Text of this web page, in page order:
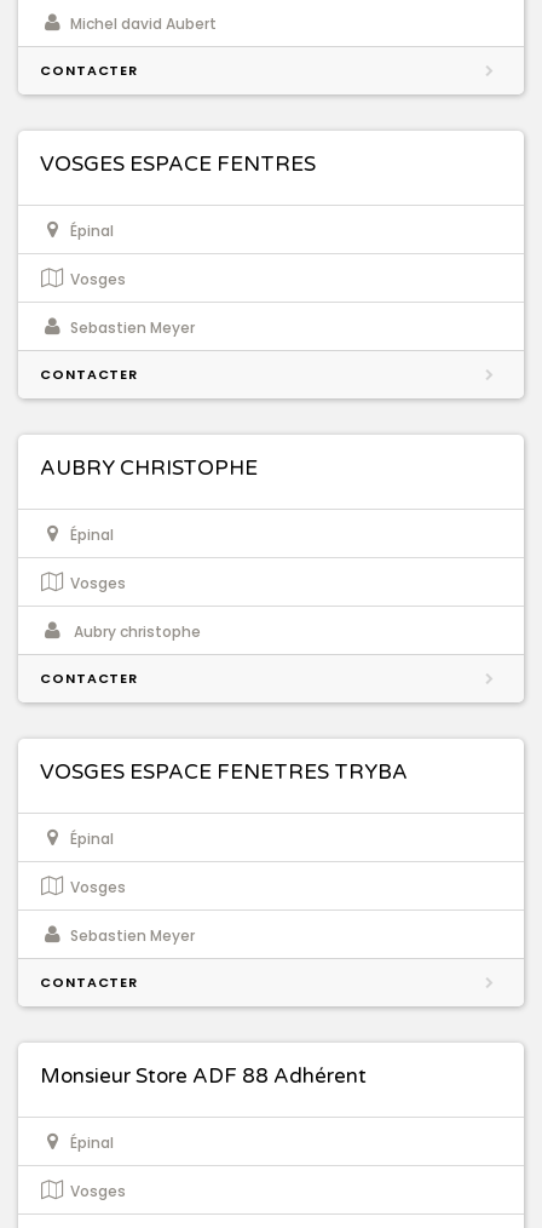
Michel david Aubert
CONTACTER
VOSGES ESPACE FENTRES
Épinal
Vosges
Sebastien Meyer
CONTACTER
AUBRY CHRISTOPHE
Épinal
Vosges
Aubry christophe
CONTACTER
VOSGES ESPACE FENETRES TRYBA
Épinal
Vosges
Sebastien Meyer
CONTACTER
Monsieur Store ADF 88 Adhérent
Épinal
Vosges